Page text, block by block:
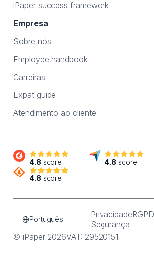
iPaper success framework
Empresa
Sobre nós
Employee handbook
Carreiras
Expat guide
Atendimento ao cliente
4.8 score 4.8 score
4.8 score
Português PrivacidadeRGPD
Segurança
© iPaper 2026VAT: 29520151